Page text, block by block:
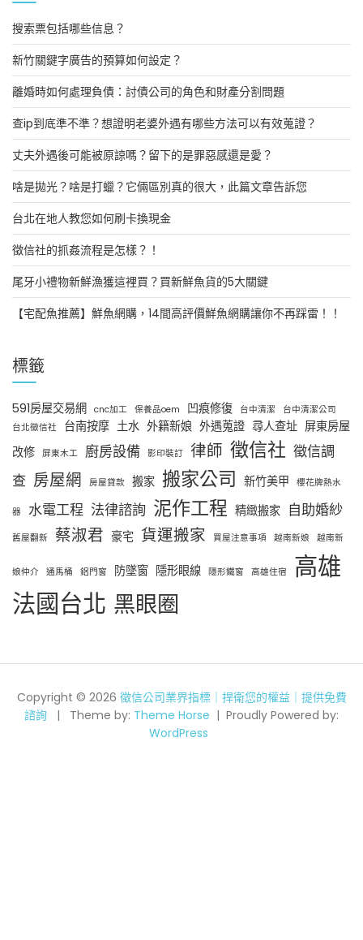
搜索票包括哪些信息？
新竹關鍵字廣告的預算如何設定？
離婚時如何處理負債：討債公司的角色和財產分割問題
查ip到底準不準？想證明老婆外遇有哪些方法可以有效蒐證？
丈夫外遇後可能被原諒嗎？留下的是罪惡感還是愛？
啥是拋光？啥是打蠟？它倆區別真的很大，此篇文章告訴您
台北在地人教您如何刷卡換現金
徵信社的抓姦流程是怎樣？！
尾牙小禮物新鮮漁獲這裡買？買新鮮魚貨的5大關鍵
【宅配魚推薦】鮮魚網購，14間高評價鮮魚網購讓你不再踩雷！！
標籤
591房屋交易網 cnc加工 保養品oem 凹痕修復 台中清潔
台中清潔公司
台北徵信社
台南按摩 土水 外籍新娘 外遇蒐證 尋人查址 屏東房屋
改修 屏東木工 廚房設備 影印裝訂 律師 徵信社 徵信調
查 房屋網 房屋貸款 搬家 搬家公司 新竹美甲 櫻花牌熱水
器 水電工程 法律諮詢 泥作工程 精緻搬家 自助婚紗
舊屋翻新 蔡淑君 豪宅 貨運搬家 買屋注意事項 越南新娘 越南新
娘仲介 通馬桶 鋁門窗 防墜窗 隱形眼線 隱形鐵窗 高雄住宿
高雄
法國台北 黑眼圈
Copyright © 2026 徵信公司業界指標｜捍衛您的權益｜提供免費
諮詢
Theme by: Theme Horse
Proudly Powered by:
WordPress